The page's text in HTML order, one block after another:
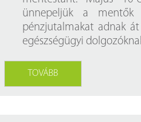
ünnepeljük a mentők
pénzjutalmakat adnak
egészségügyi
TOVÁBB